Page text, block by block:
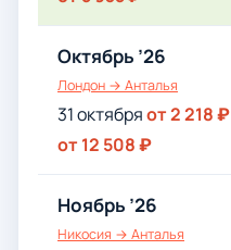
Октябрь ’26
Лондон → Анталья
31 октябряот 2 218 ₽
от 12 508 ₽
Ноябрь ’26
Никосия → Анталья